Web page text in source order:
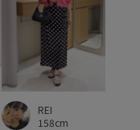
ローヒール
伸縮性
取り外し可能
い 接触冷感
REI
158cm